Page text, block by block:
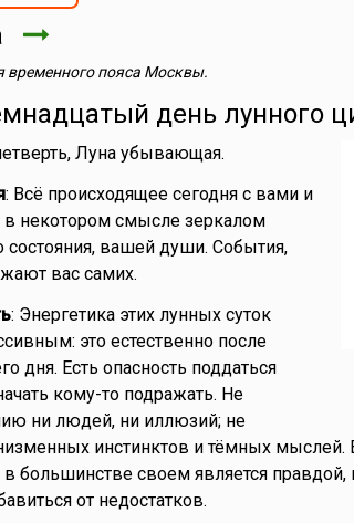
пояса Москвы.
день лунного
Луна убывающая.
: Всё происходящее сегодня с вами и
в некотором смысле зеркалом
состояния, вашей души. События,
вас самих.
: Энергетика этих лунных суток
это естественно после
дня. Есть опасность поддаться
кому-то подражать. Не
ни людей, ни иллюзий; не
инстинктов и тёмных мыслей.
большинстве своем является правдой,
от недостатков.